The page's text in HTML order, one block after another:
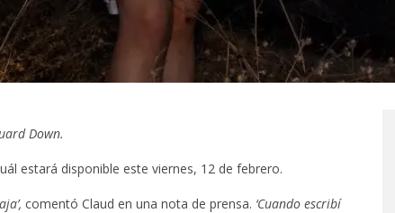
Down.
estará disponible este viernes, 12 de febrero.
comentó Claud en una nota de prensa. ‘Cuando escribí